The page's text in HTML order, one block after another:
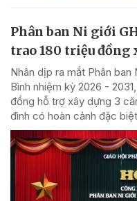
Phân ban Ni giới
trao 180 triệu
Nhân dịp ra mắt Phân ban
Bình nhiệm kỳ 2026 -
đồng hỗ trợ xây dựng 3
đình có hoàn cảnh đặc